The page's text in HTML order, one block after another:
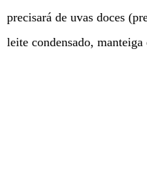
precisará de uvas doces
leite condensado,